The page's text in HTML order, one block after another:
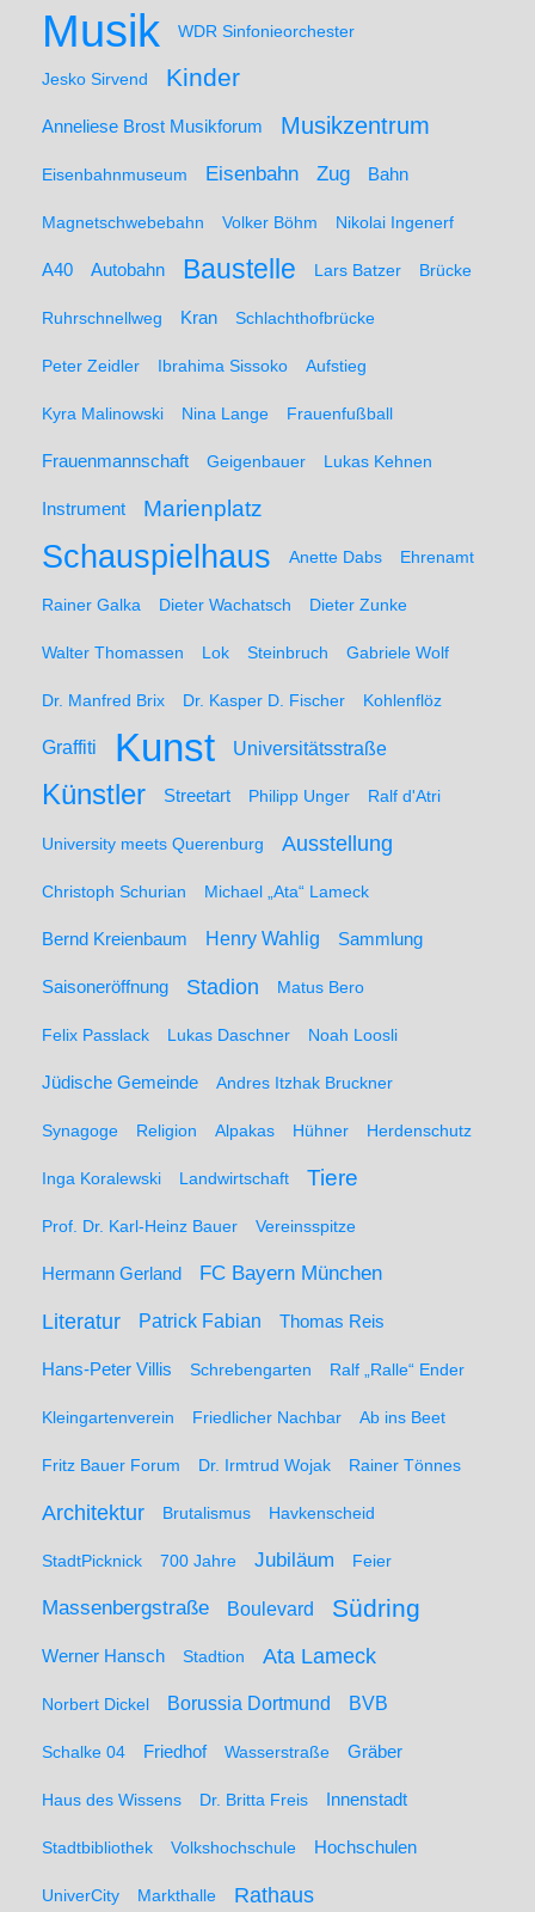
Musik WDR Sinfonieorchester
Jesko Sirvend Kinder
Anneliese Brost Musikforum Musikzentrum
Eisenbahnmuseum Eisenbahn Zug Bahn
Magnetschwebebahn Volker Böhm Nikolai Ingenerf
A40 Autobahn Baustelle Lars Batzer Brücke
Ruhrschnellweg Kran Schlachthofbrücke
Peter Zeidler Ibrahima Sissoko Aufstieg
Kyra Malinowski Nina Lange Frauenfußball
Frauenmannschaft Geigenbauer Lukas Kehnen
Instrument Marienplatz
Schauspielhaus Anette Dabs Ehrenamt
Rainer Galka Dieter Wachatsch Dieter Zunke
Walter Thomassen Lok Steinbruch Gabriele Wolf
Dr. Manfred Brix Dr. Kasper D. Fischer Kohlenflöz
Graffiti Kunst Universitätsstraße
Künstler Streetart Philipp Unger Ralf d'Atri
University meets Querenburg Ausstellung
Christoph Schurian Michael „Ata“ Lameck
Bernd Kreienbaum Henry Wahlig Sammlung
Saisoneröffnung Stadion Matus Bero
Felix Passlack Lukas Daschner Noah Loosli
Jüdische Gemeinde Andres Itzhak Bruckner
Synagoge Religion Alpakas Hühner Herdenschutz
Inga Koralewski Landwirtschaft Tiere
Prof. Dr. Karl-Heinz Bauer Vereinsspitze
Hermann Gerland FC Bayern München
Literatur Patrick Fabian Thomas Reis
Hans-Peter Villis Schrebengarten Ralf „Ralle“ Ender
Kleingartenverein Friedlicher Nachbar Ab ins Beet
Fritz Bauer Forum Dr. Irmtrud Wojak Rainer Tönnes
Architektur Brutalismus Havkenscheid
StadtPicknick 700 Jahre Jubiläum Feier
Massenbergstraße Boulevard Südring
Werner Hansch Stadtion Ata Lameck
Norbert Dickel Borussia Dortmund BVB
Schalke 04 Friedhof Wasserstraße Gräber
Haus des Wissens Dr. Britta Freis Innenstadt
Stadtbibliothek Volkshochschule Hochschulen
UniverCity Markthalle Rathaus